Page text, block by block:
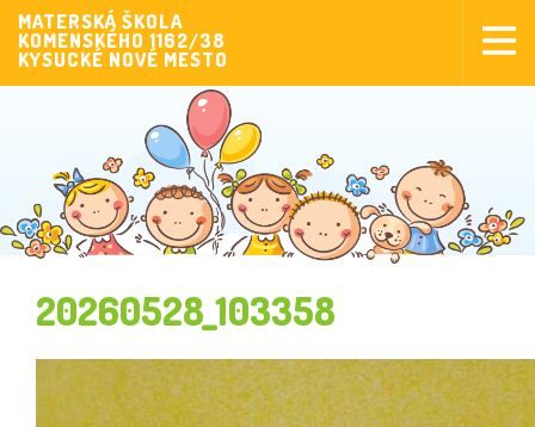
Aktivity pre deti
Fotogaléria
Naša škola
Sponzorstvo
Prijímanie detí
Dokumenty
MATERSKÁ ŠKOLA
KOMENSKÉHO 1162/38
KYSUCKÉ NOVÉ MESTO
20260528_103358